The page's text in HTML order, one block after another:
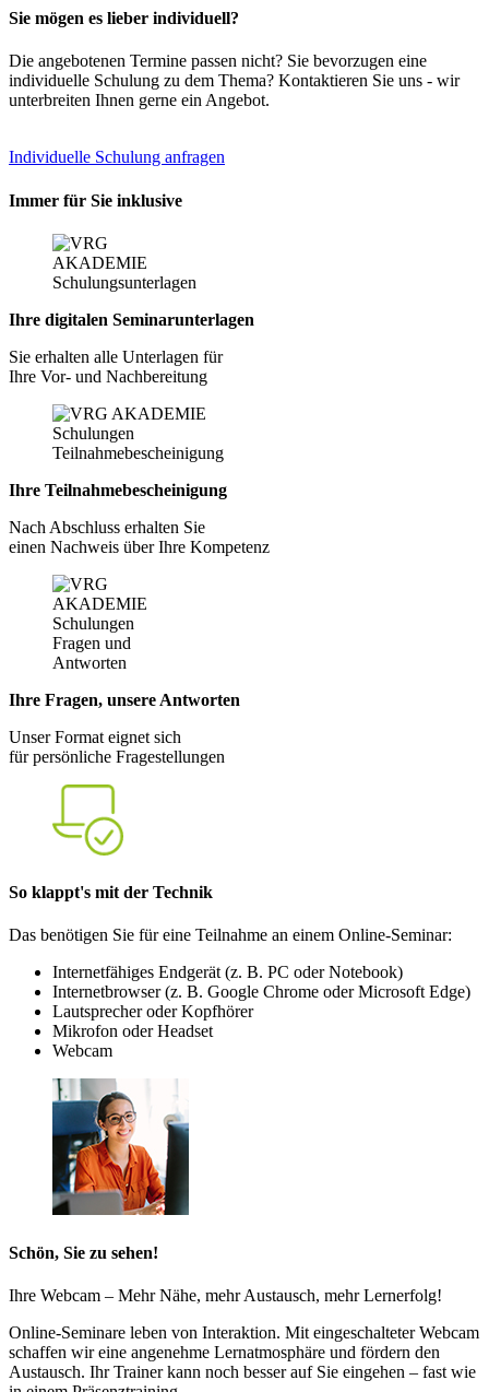
Sie mögen es lieber individuell?
Die angebotenen Termine passen nicht? Sie bevorzugen eine
individuelle Schulung zu dem Thema? Kontaktieren Sie uns - wir
unterbreiten Ihnen gerne ein Angebot.
Individuelle Schulung anfragen
Immer für Sie inklusive
Ihre digitalen Seminarunterlagen
Sie erhalten alle Unterlagen für
Ihre Vor- und Nachbereitung
Ihre Teilnahmebescheinigung
Nach Abschluss erhalten Sie
einen Nachweis über Ihre Kompetenz
Ihre Fragen, unsere Antworten
Unser Format eignet sich
für persönliche Fragestellungen
So klappt's mit der Technik
Das benötigen Sie für eine Teilnahme an einem Online-Seminar:
Internetfähiges Endgerät (z. B. PC oder Notebook)
Internetbrowser (z. B. Google Chrome oder Microsoft Edge)
Lautsprecher oder Kopfhörer
Mikrofon oder Headset
Webcam
Schön, Sie zu sehen!
Ihre Webcam – Mehr Nähe, mehr Austausch, mehr Lernerfolg!
Online-Seminare leben von Interaktion. Mit eingeschalteter Webcam
schaffen wir eine angenehme Lernatmosphäre und fördern den
Austausch. Ihr Trainer kann noch besser auf Sie eingehen – fast wie